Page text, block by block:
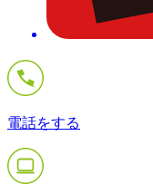
電話をする